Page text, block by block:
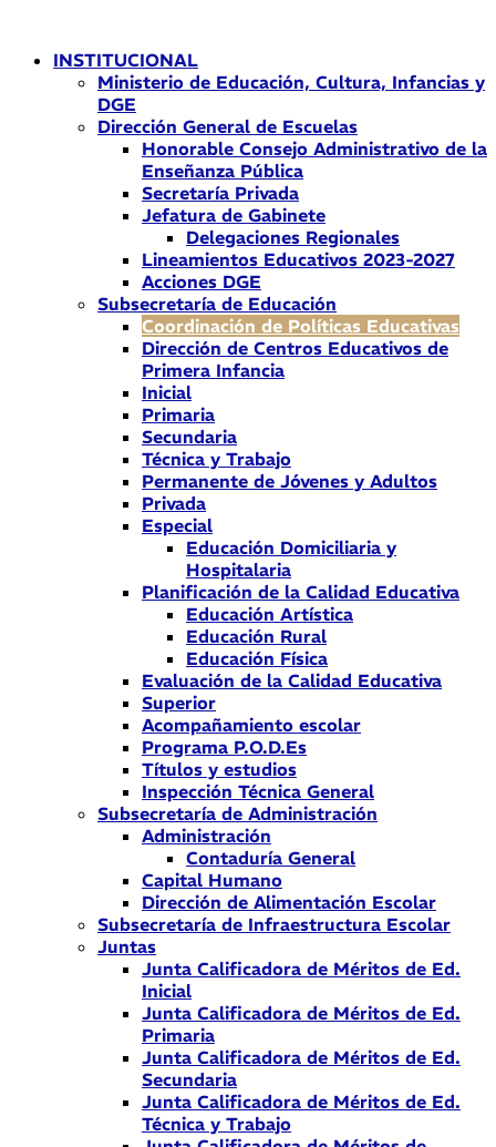
contenidoINSTITUCIONAL
Ministerio de Educación, Cultura, Infancias y
DGE
Dirección General de Escuelas
Honorable Consejo Administrativo de la
Enseñanza Pública
Secretaría Privada
Jefatura de Gabinete
Delegaciones Regionales
Lineamientos Educativos 2023-2027
Acciones DGE
Subsecretaría de Educación
Coordinación de Políticas Educativas
Dirección de Centros Educativos de
Primera Infancia
Inicial
Primaria
Secundaria
Técnica y Trabajo
Permanente de Jóvenes y Adultos
Privada
Especial
Educación Domiciliaria y
Hospitalaria
Planificación de la Calidad Educativa
Educación Artística
Educación Rural
Educación Física
Evaluación de la Calidad Educativa
Superior
Acompañamiento escolar
Programa P.O.D.Es
Títulos y estudios
Inspección Técnica General
Subsecretaría de Administración
Administración
Contaduría General
Capital Humano
Dirección de Alimentación Escolar
Subsecretaría de Infraestructura Escolar
Juntas
Junta Calificadora de Méritos de Ed.
Inicial
Junta Calificadora de Méritos de Ed.
Primaria
Junta Calificadora de Méritos de Ed.
Secundaria
Junta Calificadora de Méritos de Ed.
Técnica y Trabajo